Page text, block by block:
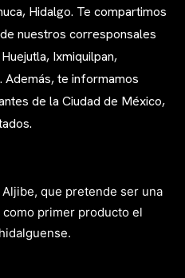
Hidalgo. Te compartimos
nuestros corresponsales
Ixmiquilpan,
Además, te informamos
de la Ciudad de México,
que pretende ser una
primer producto el